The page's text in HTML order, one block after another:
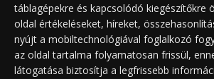
táblagépekre és kapcsolódó kiegészítőkre
oldal értékeléseket, híreket,
nyújt a mobiltechnológiával foglalkozó
az oldal tartalma folyamatosan frissül,
látogatása biztosítja a legfrissebb